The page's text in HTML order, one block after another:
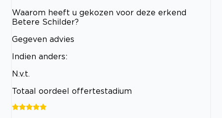
Waarom heeft u gekozen voor deze erkend
Betere Schilder?
Gegeven advies
Indien anders:
N.v.t.
Totaal oordeel offertestadium